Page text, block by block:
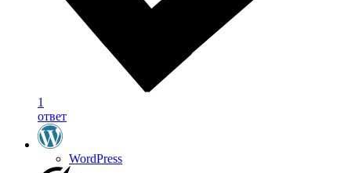
1
ответ
WordPress